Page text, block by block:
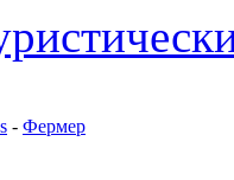
- Фермер